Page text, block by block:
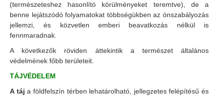
(természeteshez hasonlító körülményeket teremtve), de a
benne lejátszódó folyamatokat többségükben az önszabályozás
jellemzi, és közvetlen emberi beavatkozás nélkül is
fennmaradnak.
A következők röviden áttekintik a természet általános
védelmének főbb területeit.
TÁJVÉDELEM
A táj a földfelszín térben lehatárolható, jellegzetes felépítésű és